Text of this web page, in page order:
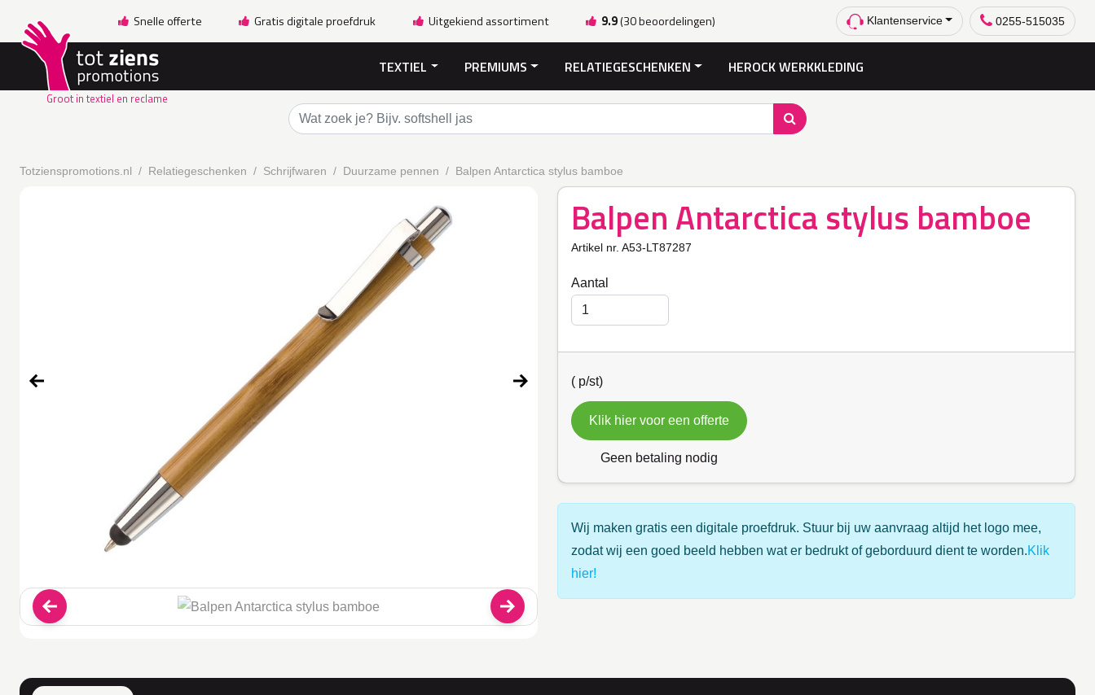
Snelle offerte Gratis digitale proefdruk Uitgekiend assortiment 9.9(30 beoordelingen) Klantenservice 0255-515035
Groot in textiel en reclame
TEXTIEL PREMIUMS RELATIEGESCHENKEN HEROCK WERKKLEDING
Totzienspromotions.nl Relatiegeschenken Schrijfwaren Duurzame pennen Balpen Antarctica stylus bamboe
Balpen Antarctica stylus bamboe
Artikel nr. A53-LT87287
Aantal
( p/st)
Klik hier voor een offerte
Geen betaling nodig
Wij maken gratis een digitale proefdruk. Stuur bij uw aanvraag altijd het logo mee,
zodat wij een goed beeld hebben wat er bedrukt of geborduurd dient te worden.Klik
hier!